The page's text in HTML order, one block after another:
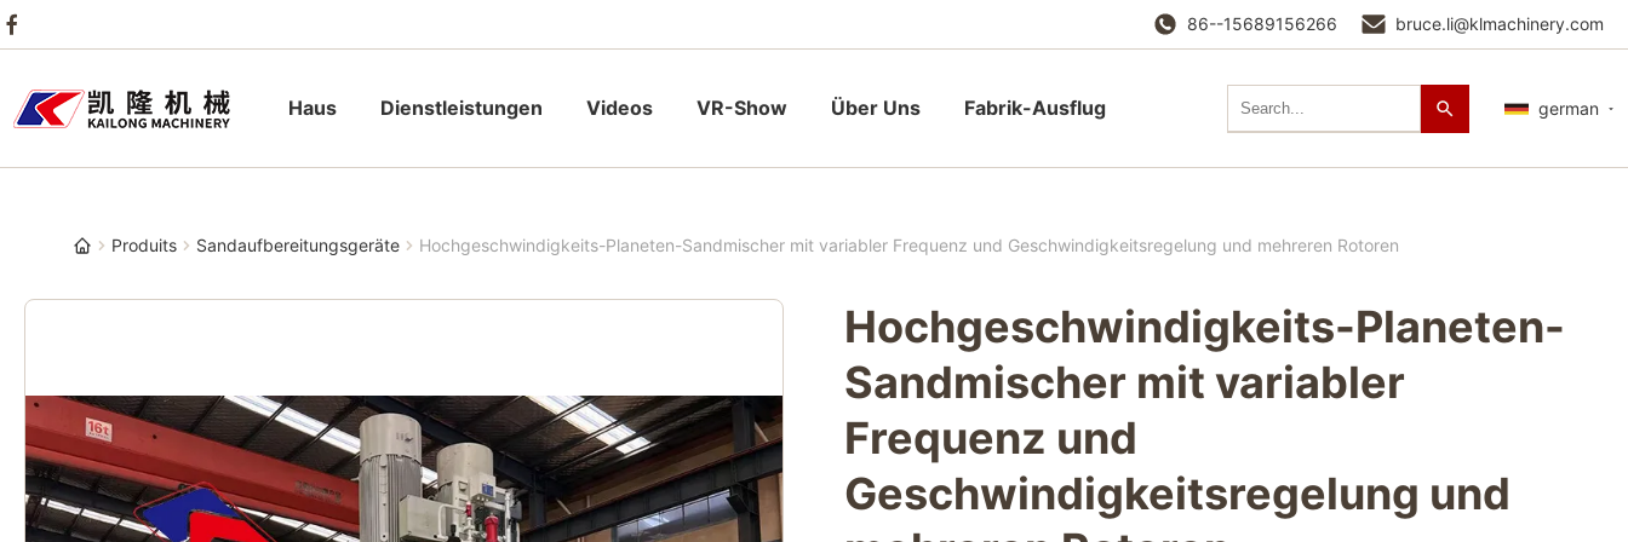
86--15689156266 bruce.li@klmachinery.com
Haus Dienstleistungen Videos VR-Show Über Uns Fabrik-Ausflug german
Produits Sandaufbereitungsgeräte Hochgeschwindigkeits-Planeten-Sandmischer mit variabler Frequenz und Geschwindigkeitsregelung und mehreren Rotoren
Hochgeschwindigkeits-Planeten-
Sandmischer mit variabler
Frequenz und
Geschwindigkeitsregelung und